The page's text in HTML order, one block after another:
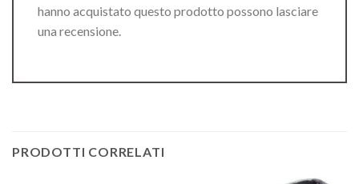
hanno acquistato questo prodotto possono lasciare
una recensione.
PRODOTTI CORRELATI